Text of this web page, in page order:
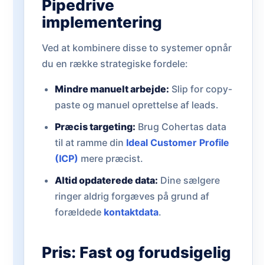
Pipedrive
implementering
Ved at kombinere disse to systemer opnår
du en række strategiske fordele:
Mindre manuelt arbejde: Slip for copy-
paste og manuel oprettelse af leads.
Præcis targeting: Brug Cohertas data
til at ramme din Ideal Customer Profile
(ICP) mere præcist.
Altid opdaterede data: Dine sælgere
ringer aldrig forgæves på grund af
forældede kontaktdata.
Pris: Fast og forudsigelig